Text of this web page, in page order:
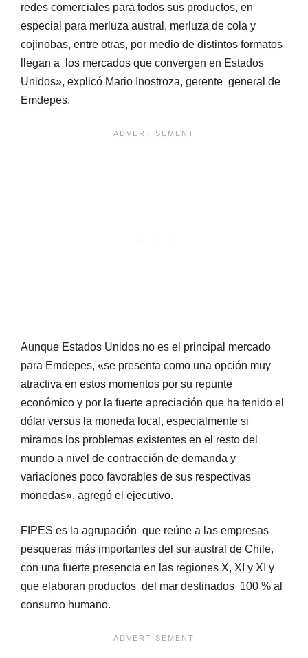
redes comerciales para todos sus productos, en
especial para merluza austral, merluza de cola y
cojinobas, entre otras, por medio de distintos formatos
llegan a los mercados que convergen en Estados
Unidos», explicó Mario Inostroza, gerente general de
Emdepes.
Aunque Estados Unidos no es el principal mercado
para Emdepes, «se presenta como una opción muy
atractiva en estos momentos por su repunte
económico y por la fuerte apreciación que ha tenido el
dólar versus la moneda local, especialmente si
miramos los problemas existentes en el resto del
mundo a nivel de contracción de demanda y
variaciones poco favorables de sus respectivas
monedas», agregó el ejecutivo.
FIPES es la agrupación que reúne a las empresas
pesqueras más importantes del sur austral de Chile,
con una fuerte presencia en las regiones X, XI y XI y
que elaboran productos del mar destinados 100 % al
consumo humano.